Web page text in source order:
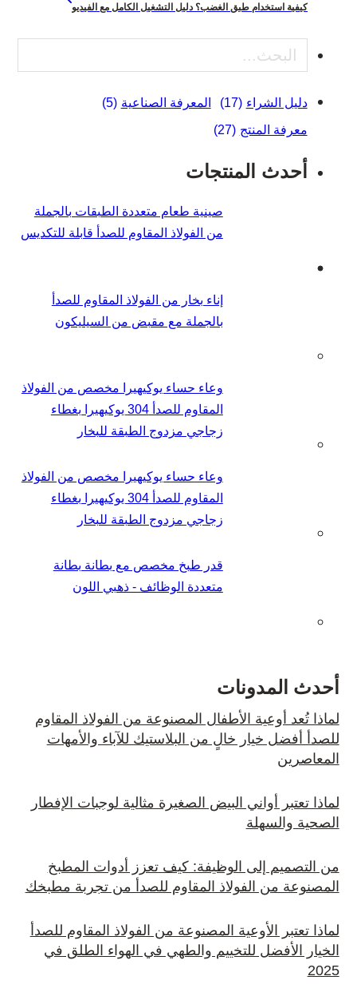
كيفية استخدام طبق الغضب؟ دليل التشغيل الكامل مع الفيديو
بحث
دليل الشراء (17) المعرفة الصناعية (5)
معرفة المنتج (27)
أحدث المنتجات
صينية طعام متعددة الطبقات بالجملة
من الفولاذ المقاوم للصدأ قابلة للتكديس
إناء بخار من الفولاذ المقاوم للصدأ
بالجملة مع مقبض من السيليكون
وعاء حساء يوكيهيرا مخصص من الفولاذ
المقاوم للصدأ 304 يوكيهيرا بغطاء
زجاجي مزدوج الطبقة للبخار
وعاء حساء يوكيهيرا مخصص من الفولاذ
المقاوم للصدأ 304 يوكيهيرا بغطاء
زجاجي مزدوج الطبقة للبخار
قدر طبخ مخصص مع بطانة بطانة
متعددة الوظائف - ذهبي اللون
أحدث المدونات
لماذا تُعد أوعية الأطفال المصنوعة من الفولاذ المقاوم
للصدأ أفضل خيار خالٍ من البلاستيك للآباء والأمهات
المعاصرين
لماذا تعتبر أواني البيض الصغيرة مثالية لوجبات الإفطار
الصحية والسهلة
من التصميم إلى الوظيفة: كيف تعزز أدوات المطبخ
المصنوعة من الفولاذ المقاوم للصدأ من تجربة مطبخك
لماذا تعتبر الأوعية المصنوعة من الفولاذ المقاوم للصدأ
الخيار الأفضل للتخييم والطهي في الهواء الطلق في
2025